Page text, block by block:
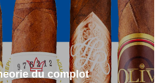
du complot